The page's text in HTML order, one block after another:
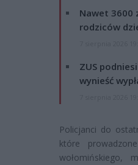
Nawet 3600
rodziców
ZUS
wynieść
Policjanci do
które
wołomińskiego,